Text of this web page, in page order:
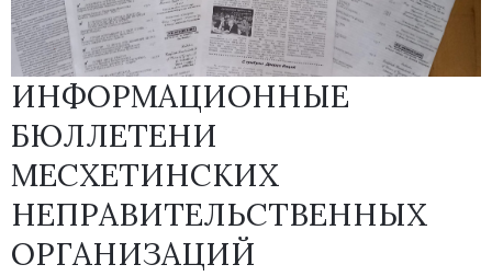
ИНФОРМАЦИОННЫЕ
БЮЛЛЕТЕНИ
МЕСХЕТИНСКИХ
НЕПРАВИТЕЛЬСТВЕННЫХ
ОРГАНИЗАЦИЙ